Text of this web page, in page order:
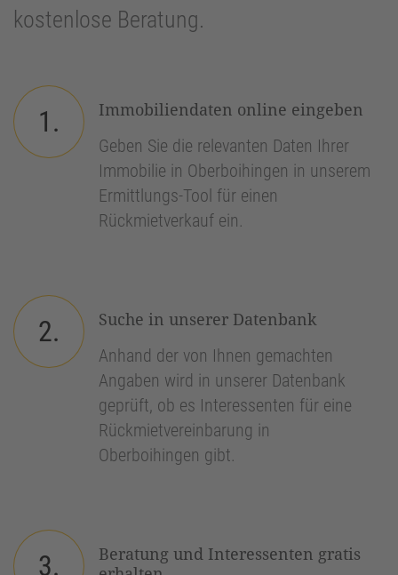
kostenlose Beratung.
1.
Immobiliendaten online eingeben
Geben Sie die relevanten Daten Ihrer
Immobilie in Oberboihingen in unserem
Ermittlungs-Tool für einen
Rückmietverkauf ein.
2.
Suche in unserer Datenbank
Anhand der von Ihnen gemachten
Angaben wird in unserer Datenbank
geprüft, ob es Interessenten für eine
Rückmietvereinbarung in
Oberboihingen gibt.
3.
Beratung und Interessenten gratis